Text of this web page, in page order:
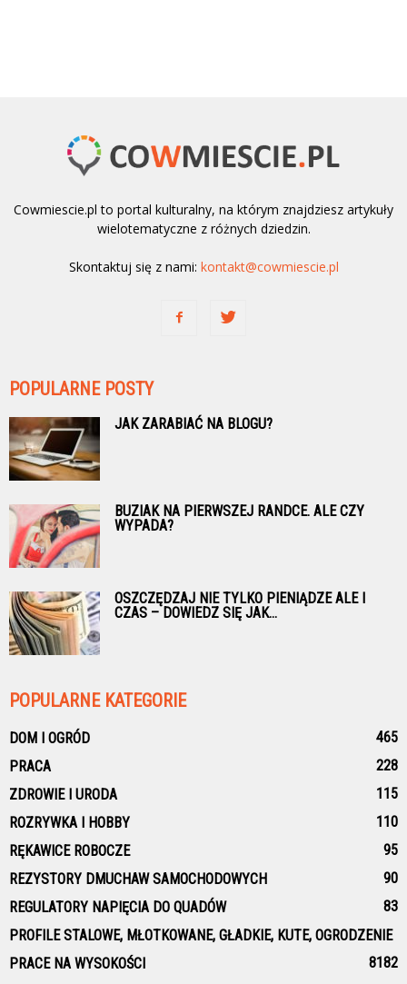
Cowmiescie.pl to portal kulturalny, na którym znajdziesz artykuły
wielotematyczne z różnych dziedzin.
Skontaktuj się z nami: kontakt@cowmiescie.pl
POPULARNE POSTY
JAK ZARABIAĆ NA BLOGU?
BUZIAK NA PIERWSZEJ RANDCE. ALE CZY
WYPADA?
OSZCZĘDZAJ NIE TYLKO PIENIĄDZE ALE I
CZAS – DOWIEDZ SIĘ JAK...
POPULARNE KATEGORIE
DOM I OGRÓD
465
PRACA
228
ZDROWIE I URODA
115
ROZRYWKA I HOBBY
110
RĘKAWICE ROBOCZE
95
REZYSTORY DMUCHAW SAMOCHODOWYCH
90
REGULATORY NAPIĘCIA DO QUADÓW
83
PROFILE STALOWE, MŁOTKOWANE, GŁADKIE, KUTE, OGRODZENIE
82
PRACE NA WYSOKOŚCI 81